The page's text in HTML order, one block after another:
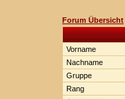
Forum Übersicht
Vorname
Nachname
Gruppe
Rang